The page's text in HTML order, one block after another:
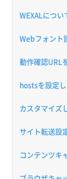
WEXALについ
Webフォント
動作確認URL
hostsを設定
カスタマイズ
サイト転送設
コンテンツキ